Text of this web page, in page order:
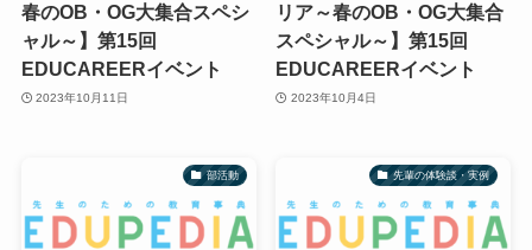
春のOB・OG大集合スペシ
ャル～】第15回
EDUCAREERイベント
2023年10月11日
リア～春のOB・OG大集合
スペシャル～】第15回
EDUCAREERイベント
2023年10月4日
部活動 先輩の体験談・実例